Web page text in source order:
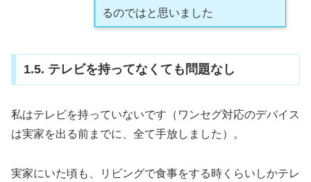
るのではと思いました
1.5. テレビを持ってなくても問題なし
私はテレビを持っていないです（ワンセグ対応のデバイス
は実家を出る前までに、全て手放しました）。
実家にいた頃も、リビングで食事をする時くらいしかテレ